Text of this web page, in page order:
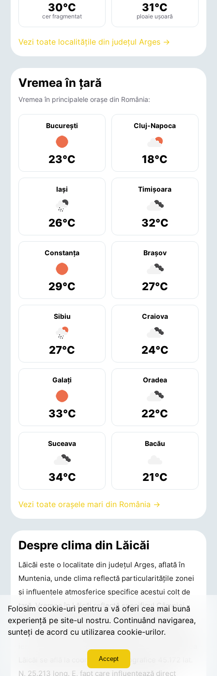
30°C
cer fragmentat
31°C
ploaie ușoară
Vezi toate localitățile din județul Arges →
Vremea în țară
Vremea în principalele orașe din România:
București
23°C
Cluj-Napoca
18°C
Iaşi
26°C
Timişoara
32°C
Constanţa
29°C
Braşov
27°C
Sibiu
27°C
Craiova
24°C
Galaţi
33°C
Oradea
22°C
Suceava
34°C
Bacău
21°C
Vezi toate orașele mari din România →
Despre clima din Lăicăi
Lăicăi este o localitate din județul Arges, aflată în
Muntenia, unde clima reflectă particularitățile zonei
și influențele atmosferice specifice acestui colț de
țară. Vremea în Lăicăi reflectă specificul Câmpiei
Române: amplitudine termică ridicată între iarnă și
vară, episoade caniculare frecvente în iulie–august,
Lăicăi se află la coordonatele geografice 45.172 lat.
N, 25.213 long. E, fapt care influențează direct
Folosim cookie-uri pentru a vă oferi cea mai bună
experiență pe site-ul nostru. Continuând navigarea,
sunteți de acord cu utilizarea cookie-urilor.
Accept